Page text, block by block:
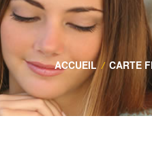
ACCUEIL / CARTE